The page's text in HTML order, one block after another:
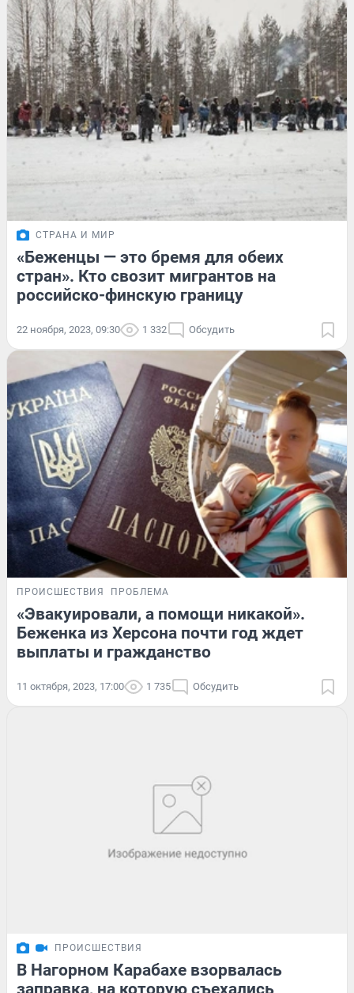
СТРАНА И МИР
«Беженцы — это бремя для обеих
стран». Кто свозит мигрантов на
российско-финскую границу
22 ноября, 2023, 09:30 1 332 Обсудить
ПРОИСШЕСТВИЯ ПРОБЛЕМА
«Эвакуировали, а помощи никакой».
Беженка из Херсона почти год ждет
выплаты и гражданство
11 октября, 2023, 17:00 1 735 Обсудить
ПРОИСШЕСТВИЯ
В Нагорном Карабахе взорвалась
заправка, на которую съехались